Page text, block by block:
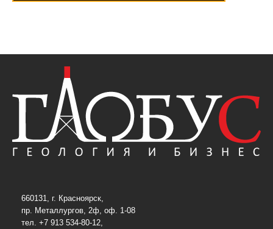
660131, г. Красноярск,
пр. Металлургов, 2ф, оф. 1-08
тел. +7 913 534-80-12,